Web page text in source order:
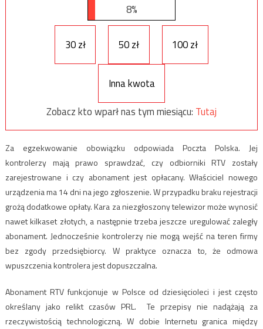
8%
30 zł 50 zł 100 zł
Inna kwota
Zobacz kto wparł nas tym miesiącu: Tutaj
Za egzekwowanie obowiązku odpowiada Poczta Polska. Jej
kontrolerzy mają prawo sprawdzać, czy odbiorniki RTV zostały
zarejestrowane i czy abonament jest opłacany. Właściciel nowego
urządzenia ma 14 dni na jego zgłoszenie. W przypadku braku rejestracji
grożą dodatkowe opłaty. Kara za niezgłoszony telewizor może wynosić
nawet kilkaset złotych, a następnie trzeba jeszcze uregulować zaległy
abonament. Jednocześnie kontrolerzy nie mogą wejść na teren firmy
bez zgody przedsiębiorcy. W praktyce oznacza to, że odmowa
wpuszczenia kontrolera jest dopuszczalna.
Abonament RTV funkcjonuje w Polsce od dziesięcioleci i jest często
określany jako relikt czasów PRL. Te przepisy nie nadążają za
rzeczywistością technologiczną. W dobie Internetu granica między